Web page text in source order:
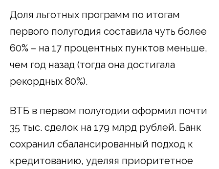
Доля льготных программ по итогам
первого полугодия составила чуть более
60% – на 17 процентных пунктов меньше,
чем год назад (тогда она достигала
рекордных 80%).
ВТБ в первом полугодии оформил почти
35 тыс. сделок на 179 млрд рублей. Банк
сохранил сбалансированный подход к
кредитованию, уделяя приоритетное